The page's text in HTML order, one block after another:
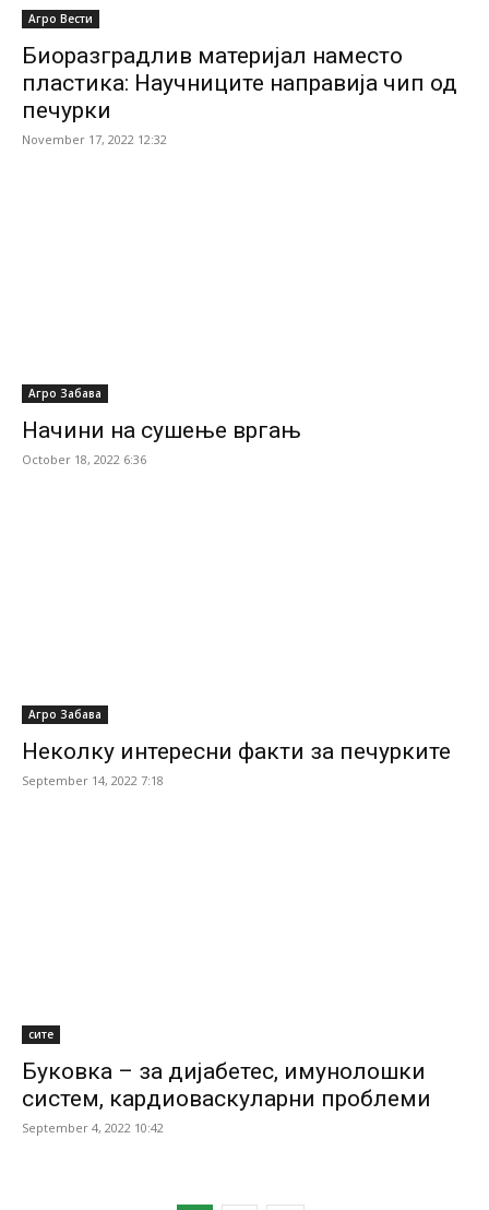
Агро Вести
Биоразградлив материјал наместо
пластика: Научниците направија чип од
печурки
November 17, 2022 12:32
Агро Забава
Начини на сушење вргањ
October 18, 2022 6:36
Агро Забава
Неколку интересни факти за печурките
September 14, 2022 7:18
сите
Буковка – за дијабетес, имунолошки
систем, кардиоваскуларни проблеми
September 4, 2022 10:42